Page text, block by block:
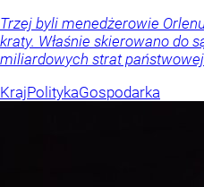
Trzej byli menedżerowie
kraty. Właśnie skierowano do
miliardowych strat państwowej
KrajPolitykaGospodarka